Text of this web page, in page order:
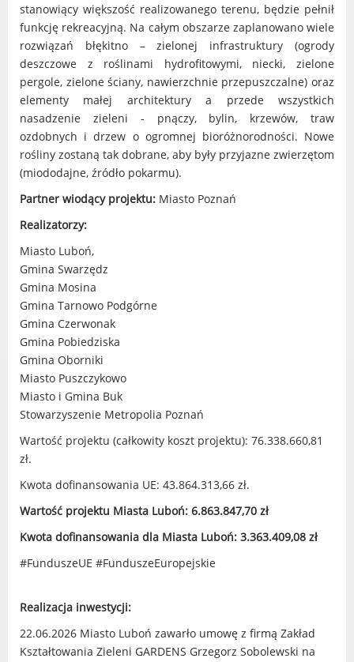
stanowiący większość realizowanego terenu, będzie pełnił
funkcję rekreacyjną. Na całym obszarze zaplanowano wiele
rozwiązań błękitno – zielonej infrastruktury (ogrody
deszczowe z roślinami hydrofitowymi, niecki, zielone
pergole, zielone ściany, nawierzchnie przepuszczalne) oraz
elementy małej architektury a przede wszystkich
nasadzenie zieleni - pnączy, bylin, krzewów, traw
ozdobnych i drzew o ogromnej bioróżnorodności. Nowe
rośliny zostaną tak dobrane, aby były przyjazne zwierzętom
(miododajne, źródło pokarmu).
Partner wiodący projektu: Miasto Poznań
Realizatorzy:
Miasto Luboń,
Gmina Swarzędz
Gmina Mosina
Gmina Tarnowo Podgórne
Gmina Czerwonak
Gmina Pobiedziska
Gmina Oborniki
Miasto Puszczykowo
Miasto i Gmina Buk
Stowarzyszenie Metropolia Poznań
Wartość projektu (całkowity koszt projektu): 76.338.660,81
zł.
Kwota dofinansowania UE: 43.864.313,66 zł.
Wartość projektu Miasta Luboń: 6.863.847,70 zł
Kwota dofinansowania dla Miasta Luboń: 3.363.409,08 zł
#FunduszeUE #FunduszeEuropejskie
Realizacja inwestycji:
22.06.2026 Miasto Luboń zawarło umowę z firmą Zakład
Kształtowania Zieleni GARDENS Grzegorz Sobolewski na